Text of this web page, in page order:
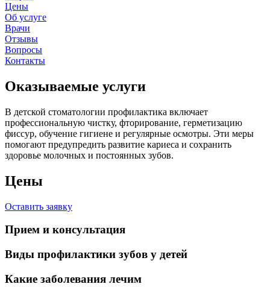
Цены
Об услуге
Врачи
Отзывы
Вопросы
Контакты
Оказываемые услуги
В детской стоматологии профилактика включает
профессиональную чистку, фторирование, герметизацию
фиссур, обучение гигиене и регулярные осмотры. Эти меры
помогают предупредить развитие кариеса и сохранить
здоровье молочных и постоянных зубов.
Цены
Оставить заявку
Прием и консультация
Виды профилактики зубов у детей
Какие заболевания лечим